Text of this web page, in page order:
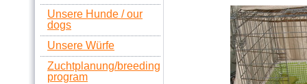
Unsere Hunde / our
dogs
Unsere Würfe
Zuchtplanung/breeding
program